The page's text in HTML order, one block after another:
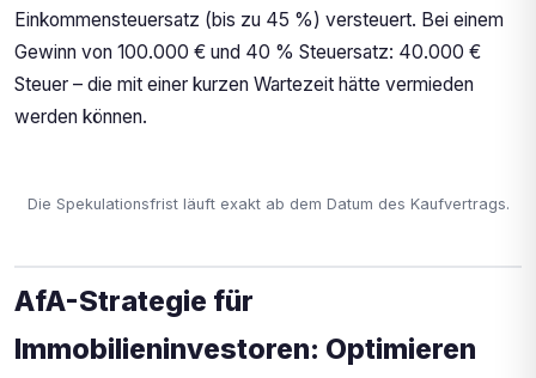
Einkommensteuersatz (bis zu 45 %) versteuert. Bei einem
Gewinn von 100.000 € und 40 % Steuersatz: 40.000 €
Steuer – die mit einer kurzen Wartezeit hätte vermieden
werden können.
Die Spekulationsfrist läuft exakt ab dem Datum des Kaufvertrags.
AfA-Strategie für
Immobilieninvestoren: Optimieren